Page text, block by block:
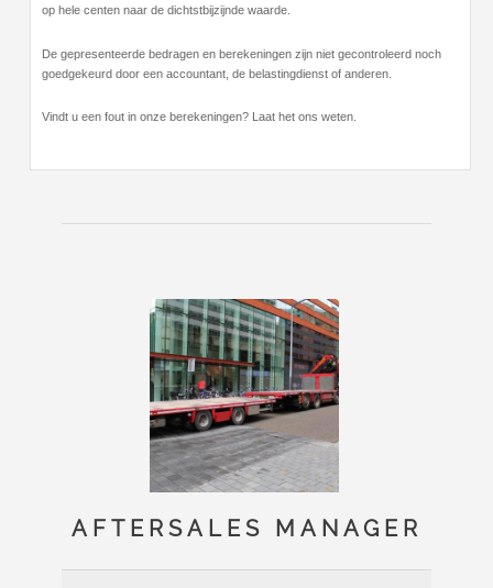
op hele centen naar de dichtstbijzijnde waarde.
De gepresenteerde bedragen en berekeningen zijn niet gecontroleerd noch
goedgekeurd door een accountant, de belastingdienst of anderen.
Vindt u een fout in onze berekeningen? Laat het ons weten.
AFTERSALES MANAGER